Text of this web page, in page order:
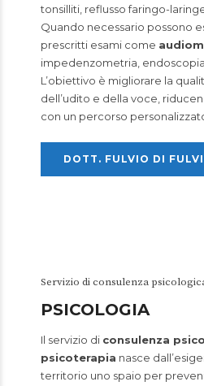
tonsilliti, reflusso faringo-
Quando necessario possono
prescritti esami come
impedenzometria, endoscopia
L’obiettivo è migliorare la
dell’udito e della voce,
con un percorso
DOTT. FULVIO DI
Servizio di consulenza
PSICOLOGIA
Il servizio di consulenza
psicoterapia nasce
territorio uno spaio per